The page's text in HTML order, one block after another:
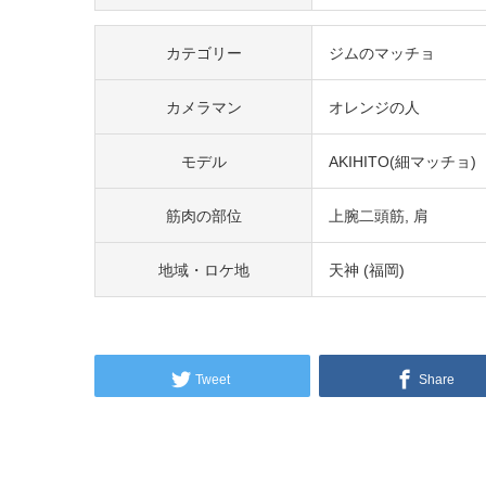
カテゴリー ジムのマッチョ
カメラマン オレンジの人
モデル AKIHITO(細マッチョ)
筋肉の部位 上腕二頭筋 肩
地域・ロケ地 天神 (福岡)
Tweet Share